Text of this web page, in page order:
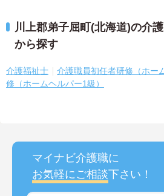
川上郡弟子屈町(北海道)の介
から探す
介護福祉士 介護職員初任者研修（ホー
修（ホームヘルパー1級）
マイナビ介護職に
お気軽にご相談下さい！